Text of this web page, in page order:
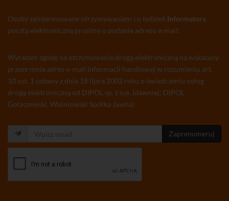
Osoby zainteresowane otrzymywaniem co tydzień Informatora
pocztą elektroniczną prosimy o podanie adresu e-mail:
Wyrażam zgodę na otrzymywanie drogą elektroniczną na wskazany
przeze mnie adres e-mail informacji handlowej w rozumieniu art.
10 ust. 1 ustawy z dnia 18 lipca 2002 roku o świadczeniu usług
drogą elektroniczną od DIPOL sp. z o.o. (dawniej: DIPOL
Gołaszewski, Waśniowski Spółka Jawna)
Zaprenumeruj